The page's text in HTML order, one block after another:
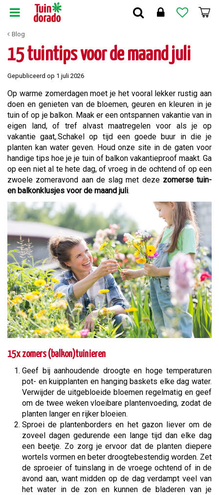
Blog
15 tuintips voor de maand juli
Gepubliceerd op 1 juli 2026
Op warme zomerdagen moet je het vooral lekker rustig aan
doen en genieten van de bloemen, geuren en kleuren in je
tuin of op je balkon. Maak er een ontspannen vakantie van in
eigen land, of tref alvast maatregelen voor als je op
vakantie gaat,.Schakel op tijd een goede buur in die je
planten kan water geven. Houd onze site in de gaten voor
handige tips hoe je je tuin of balkon vakantieproof maakt. Ga
op een niet al te hete dag, of vroeg in de ochtend of op een
zwoele zomeravond aan de slag met deze zomerse tuin-
en balkonklusjes voor de maand juli.
15x zomers (balkon)tuinieren
Geef bij aanhoudende droogte en hoge temperaturen
pot- en kuipplanten en hanging baskets elke dag water.
Verwijder de uitgebloeide bloemen regelmatig en geef
om de twee weken vloeibare plantenvoeding, zodat de
planten langer en rijker bloeien.
Sproei de plantenborders en het gazon liever om de
zoveel dagen gedurende een lange tijd dan elke dag
een beetje. Zo zorg je ervoor dat de planten diepere
wortels vormen en beter droogtebestendig worden. Zet
de sproeier of tuinslang in de vroege ochtend of in de
avond aan, want midden op de dag verdampt veel van
het water in de zon en kunnen de bladeren van je